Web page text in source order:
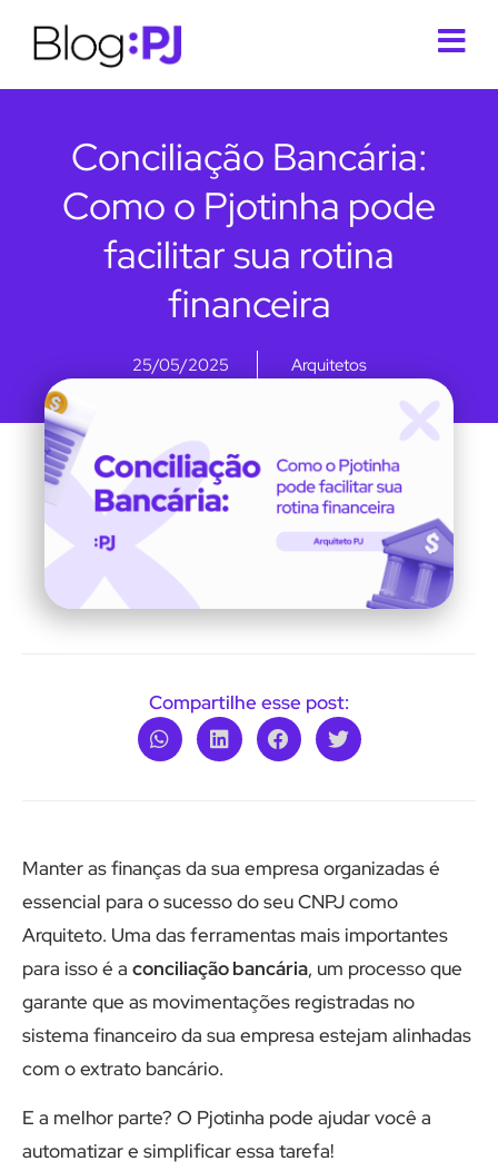
Conciliação Bancária:
Como o Pjotinha pode
facilitar sua rotina
financeira
25/05/2025 Arquitetos
Compartilhe esse post:
Manter as finanças da sua empresa organizadas é
essencial para o sucesso do seu CNPJ como
Arquiteto. Uma das ferramentas mais importantes
para isso é a conciliação bancária, um processo que
garante que as movimentações registradas no
sistema financeiro da sua empresa estejam alinhadas
com o extrato bancário.
E a melhor parte? O Pjotinha pode ajudar você a
automatizar e simplificar essa tarefa!